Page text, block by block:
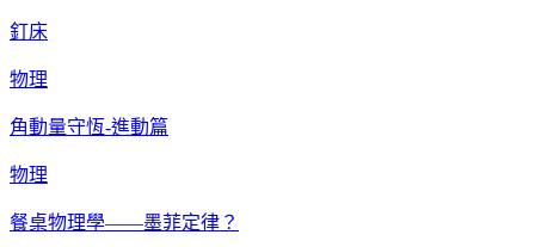
釘床
物理
角動量守恆-進動篇
物理
餐桌物理學——墨菲定律？